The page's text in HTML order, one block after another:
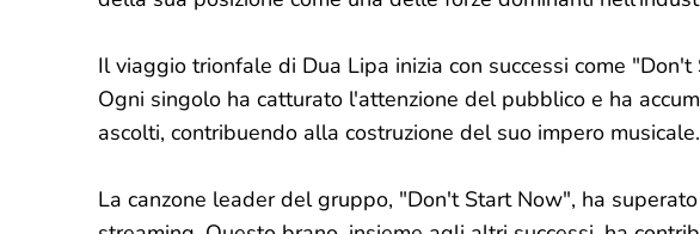
Il viaggio trionfale di Dua Lipa inizia con successi come
Ogni singolo ha catturato l'attenzione del pubblico e ha
ascolti, contribuendo alla costruzione del suo impero musicale.
La canzone leader del gruppo, "Don't Start Now", ha